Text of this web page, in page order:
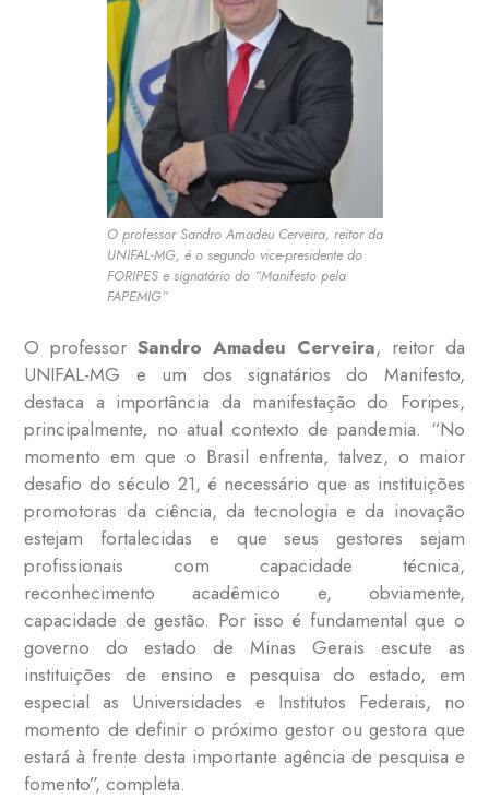
O professor Sandro Amadeu Cerveira, reitor da
UNIFAL-MG, é o segundo vice-presidente do
FORIPES e signatário do “Manifesto pela
FAPEMIG”
O professorSandro Amadeu Cerveira, reitor da
UNIFAL-MG e um dos signatários do Manifesto,
destaca a importância da manifestação do Foripes,
principalmente, no atual contexto de pandemia. “No
momento em que o Brasil enfrenta, talvez, o maior
desafio do século 21, é necessário que as instituições
promotoras da ciência, da tecnologia e da inovação
estejam fortalecidas e que seus gestores sejam
profissionais com capacidade técnica,
reconhecimento acadêmico e, obviamente,
capacidade de gestão. Por isso é fundamental que o
governo do estado de Minas Gerais escute as
instituições de ensino e pesquisa do estado, em
especial as Universidades e Institutos Federais, no
momento de definir o próximo gestor ou gestora que
estará à frente desta importante agência de pesquisa e
fomento”, completa.